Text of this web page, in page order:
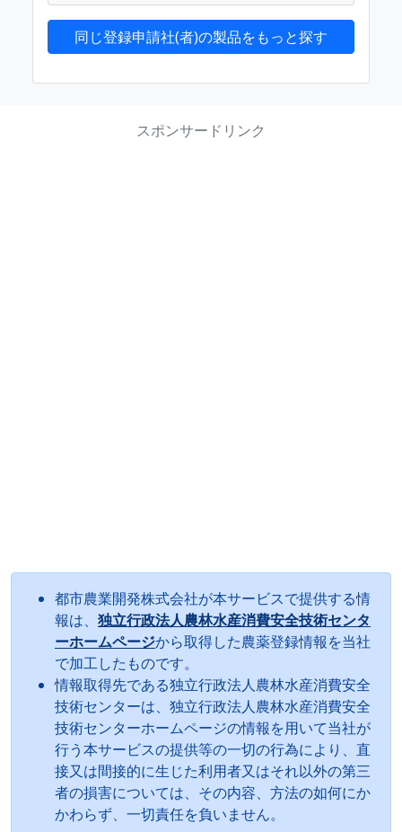
同じ登録申請社(者)の製品をもっと探す
スポンサードリンク
都市農業開発株式会社が本サービスで提供する情
報は、 独立行政法人農林水産消費安全技術センタ
ーホームページから取得した農薬登録情報を当社
で加工したものです。
情報取得先である独立行政法人農林水産消費安全
技術センターは、独立行政法人農林水産消費安全
技術センターホームページの情報を用いて当社が
行う本サービスの提供等の一切の行為により、直
接又は間接的に生じた利用者又はそれ以外の第三
者の損害については、その内容、方法の如何にか
かわらず、一切責任を負いません。